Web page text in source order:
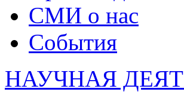
СМИ о нас
События
НАУЧНАЯ